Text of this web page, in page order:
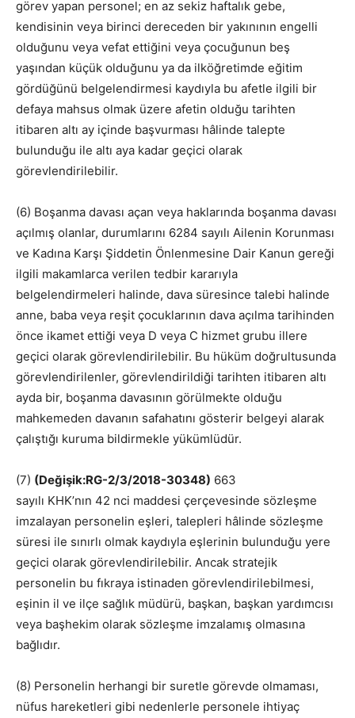
görev yapan personel; en az sekiz haftalık gebe,
kendisinin veya birinci dereceden bir yakınının engelli
olduğunu veya vefat ettiğini veya çocuğunun beş
yaşından küçük olduğunu ya da ilköğretimde eğitim
gördüğünü belgelendirmesi kaydıyla bu afetle ilgili bir
defaya mahsus olmak üzere afetin olduğu tarihten
itibaren altı ay içinde başvurması hâlinde talepte
bulunduğu ile altı aya kadar geçici olarak
görevlendirilebilir.
(6) Boşanma davası açan veya haklarında boşanma davası
açılmış olanlar, durumlarını 6284 sayılı Ailenin Korunması
ve Kadına Karşı Şiddetin Önlenmesine Dair Kanun gereği
ilgili makamlarca verilen tedbir kararıyla
belgelendirmeleri halinde, dava süresince talebi halinde
anne, baba veya reşit çocuklarının dava açılma tarihinden
önce ikamet ettiği veya D veya C hizmet grubu illere
geçici olarak görevlendirilebilir. Bu hüküm doğrultusunda
görevlendirilenler, görevlendirildiği tarihten itibaren altı
ayda bir, boşanma davasının görülmekte olduğu
mahkemeden davanın safahatını gösterir belgeyi alarak
çalıştığı kuruma bildirmekle yükümlüdür.
(7) (Değişik:RG-2/3/2018-30348) 663
sayılı KHK’nın 42 nci maddesi çerçevesinde sözleşme
imzalayan personelin eşleri, talepleri hâlinde sözleşme
süresi ile sınırlı olmak kaydıyla eşlerinin bulunduğu yere
geçici olarak görevlendirilebilir. Ancak stratejik
personelin bu fıkraya istinaden görevlendirilebilmesi,
eşinin il ve ilçe sağlık müdürü, başkan, başkan yardımcısı
veya başhekim olarak sözleşme imzalamış olmasına
bağlıdır.
(8) Personelin herhangi bir suretle görevde olmaması,
nüfus hareketleri gibi nedenlerle personele ihtiyaç